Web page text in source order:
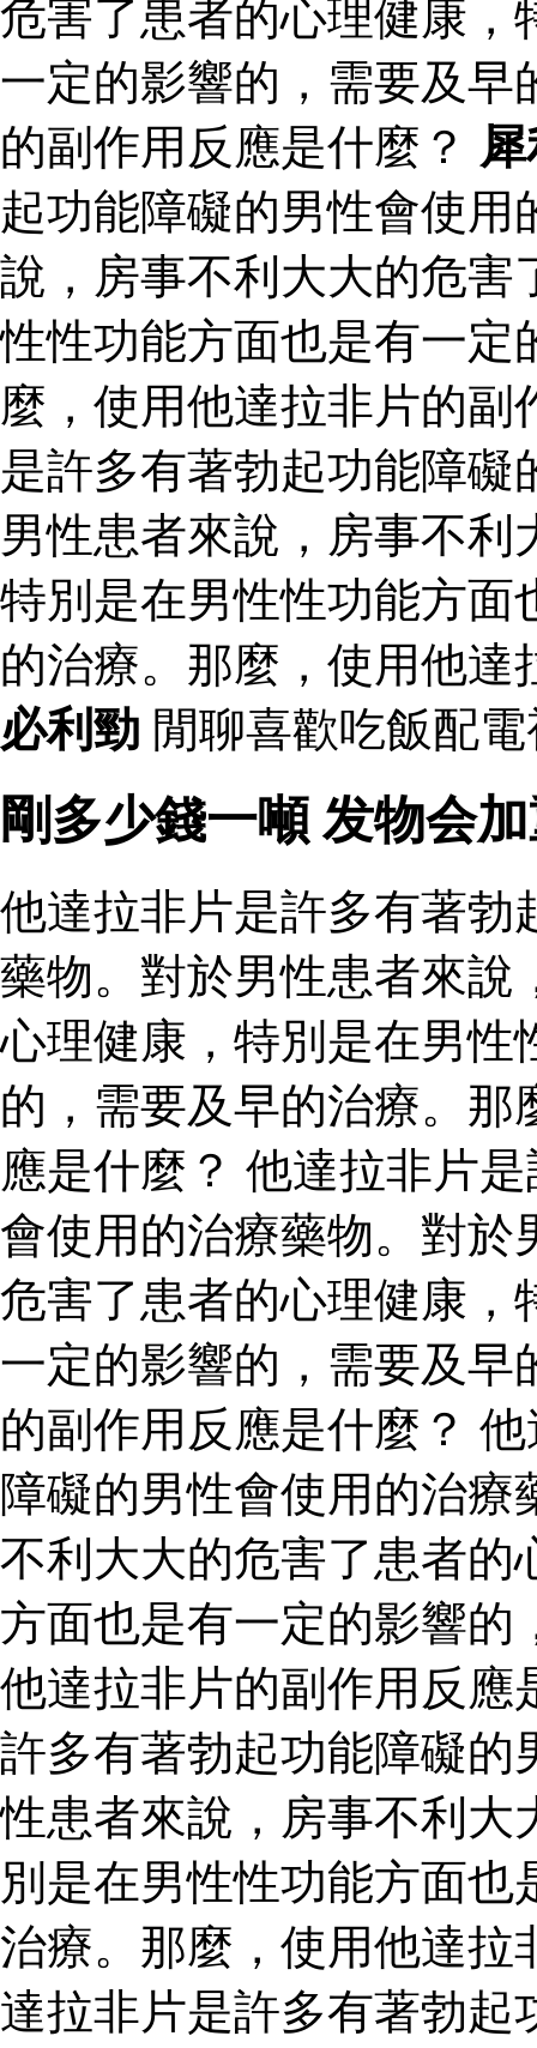
危害了患者的心理健康，
一定的影響的，需要及早
的副作用反應是什麼？
起功能障礙的男性會使
說，房事不利大大的危害
性性功能方面也是有一定
麼，使用他達拉非片的
是許多有著勃起功能障
男性患者來說，房事不
特別是在男性性功能方面
的治療。那麼，使用他
必利勁 閒聊喜歡吃飯配
剛多少錢一噸 发物会
他達拉非片是許多有著勃
藥物。對於男性患者來說
心理健康，特別是在男性
的，需要及早的治療。
應是什麼？ 他達拉非片
會使用的治療藥物。對於
危害了患者的心理健康，
一定的影響的，需要及早
的副作用反應是什麼？
障礙的男性會使用的治
不利大大的危害了患者的
方面也是有一定的影響的
他達拉非片的副作用反應
許多有著勃起功能障礙的
性患者來說，房事不利大
別是在男性性功能方面
治療。那麼，使用他達拉
達拉非片是許多有著勃起